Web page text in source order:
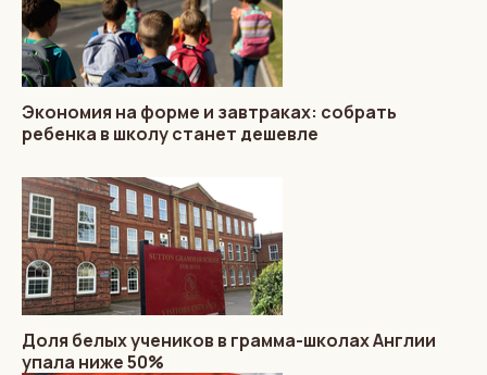
Экономия на форме и завтраках: собрать
ребенка в школу станет дешевле
Доля белых учеников в грамма-школах Англии
упала ниже 50%